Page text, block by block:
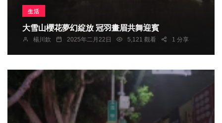
生活
大雪山櫻花夢幻綻放 冠羽畫眉共舞迎賓
楊川欽 2025年二月22日 5,121 觀看 1 分享